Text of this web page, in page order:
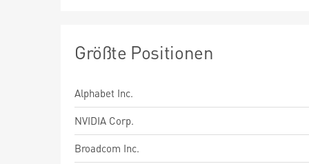
Größte Positionen
Alphabet Inc.
NVIDIA Corp.
Broadcom Inc.